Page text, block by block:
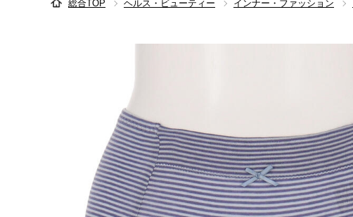
総合TOP ヘルス・ビューティー インナー・ファッション